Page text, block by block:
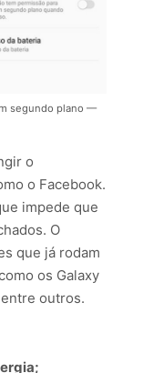
segundo plano —
o
o Facebook.
impede que
O
que já rodam
os Galaxy
outros.